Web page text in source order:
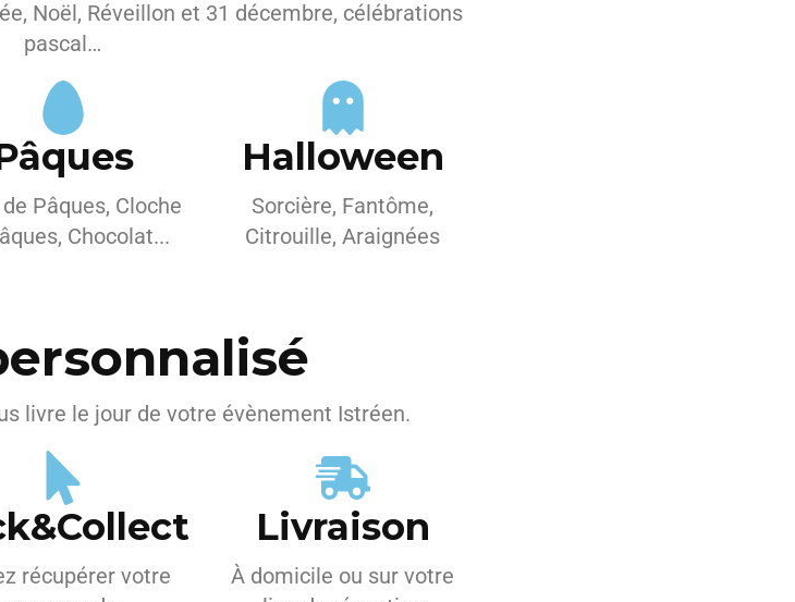
Noël, Réveillon et 31 décembre, célébrations
pascal…
Pâques, Cloche
Chocolat...
Halloween
Sorcière, Fantôme,
Citrouille, Araignées
livre le jour de votre évènement Istréen.
récupérer votre
Livraison
À domicile ou sur votre